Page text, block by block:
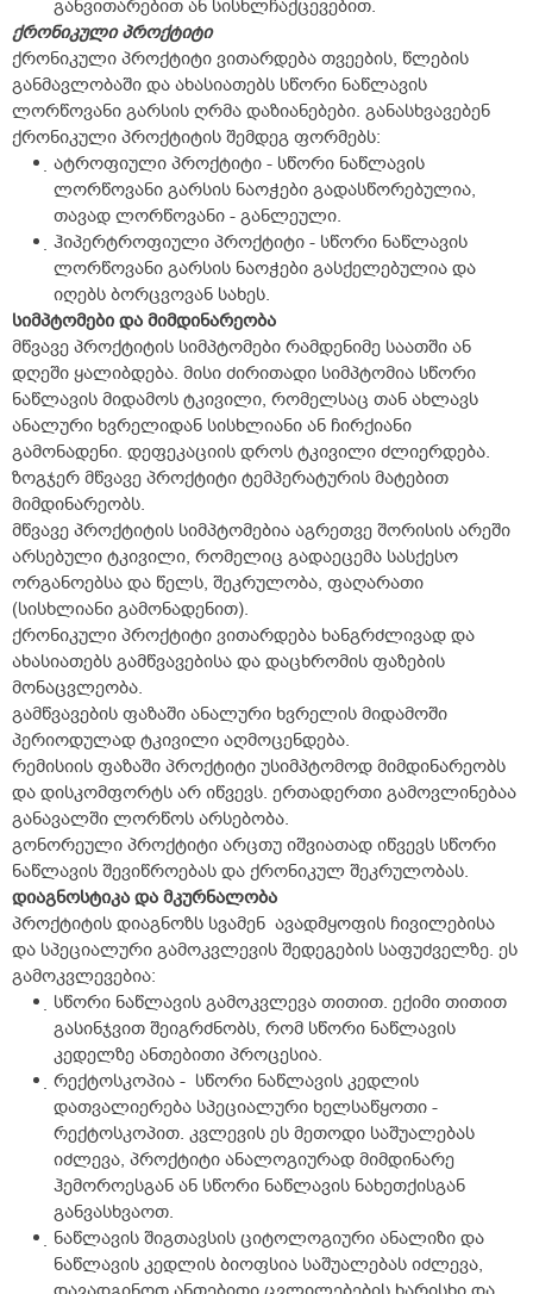
განვითარებით ან სისხლჩაქცევებით.
ქრონიკული პროქტიტი
ქრონიკული პროქტიტი ვითარდება თვეების, წლების
განმავლობაში და ახასიათებს სწორი ნაწლავის
ლორწოვანი გარსის ღრმა დაზიანებები. განასხვავებენ
ქრონიკული პროქტიტის შემდეგ ფორმებს:
ატროფიული პროქტიტი - სწორი ნაწლავის
ლორწოვანი გარსის ნაოჭები გადასწორებულია,
თავად ლორწოვანი - განლეული.
ჰიპერტროფიული პროქტიტი - სწორი ნაწლავის
ლორწოვანი გარსის ნაოჭები გასქელებულია და
იღებს ბორცვოვან სახეს.
სიმპტომები და მიმდინარეობა
მწვავე პროქტიტის სიმპტომები რამდენიმე საათში ან
დღეში ყალიბდება. მისი ძირითადი სიმპტომია სწორი
ნაწლავის მიდამოს ტკივილი, რომელსაც თან ახლავს
ანალური ხვრელიდან სისხლიანი ან ჩირქიანი
გამონადენი. დეფეკაციის დროს ტკივილი ძლიერდება.
ზოგჯერ მწვავე პროქტიტი ტემპერატურის მატებით
მიმდინარეობს.
მწვავე პროქტიტის სიმპტომებია აგრეთვე შორისის არეში
არსებული ტკივილი, რომელიც გადაეცემა სასქესო
ორგანოებსა და წელს, შეკრულობა, ფაღარათი
(სისხლიანი გამონადენით).
ქრონიკული პროქტიტი ვითარდება ხანგრძლივად და
ახასიათებს გამწვავებისა და დაცხრომის ფაზების
მონაცვლეობა.
გამწვავების ფაზაში ანალური ხვრელის მიდამოში
პერიოდულად ტკივილი აღმოცენდება.
რემისიის ფაზაში პროქტიტი უსიმპტომოდ მიმდინარეობს
და დისკომფორტს არ იწვევს. ერთადერთი გამოვლინებაა
განავალში ლორწოს არსებობა.
გონორეული პროქტიტი არცთუ იშვიათად იწვევს სწორი
ნაწლავის შევიწროებას და ქრონიკულ შეკრულობას.
დიაგნოსტიკა და მკურნალობა
პროქტიტის დიაგნოზს სვამენ ავადმყოფის ჩივილებისა
და სპეციალური გამოკვლევის შედეგების საფუძველზე. ეს
გამოკვლევებია:
სწორი ნაწლავის გამოკვლევა თითით. ექიმი თითით
გასინჯვით შეიგრძნობს, რომ სწორი ნაწლავის
კედელზე ანთებითი პროცესია.
რექტოსკოპია - სწორი ნაწლავის კედლის
დათვალიერება სპეციალური ხელსაწყოთი -
რექტოსკოპით. კვლევის ეს მეთოდი საშუალებას
იძლევა, პროქტიტი ანალოგიურად მიმდინარე
ჰემოროესგან ან სწორი ნაწლავის ნახეთქისგან
განვასხვაოთ.
ნაწლავის შიგთავსის ციტოლოგიური ანალიზი და
ნაწლავის კედლის ბიოფსია საშუალებას იძლევა,